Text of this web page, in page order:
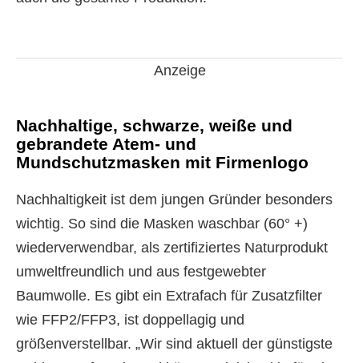
Anzeige
Nachhaltige, schwarze, weiße und
gebrandete Atem- und
Mundschutzmasken mit Firmenlogo
Nachhaltigkeit ist dem jungen Gründer besonders
wichtig. So sind die Masken waschbar (60° +)
wiederverwendbar, als zertifiziertes Naturprodukt
umweltfreundlich und aus festgewebter
Baumwolle. Es gibt ein Extrafach für Zusatzfilter
wie FFP2/FFP3, ist doppellagig und
größenverstellbar. „Wir sind aktuell der günstigste